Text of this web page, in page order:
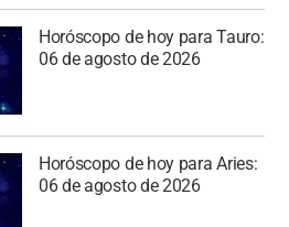
Horóscopo de hoy para Tauro:
06 de agosto de 2026
Horóscopo de hoy para Aries:
06 de agosto de 2026